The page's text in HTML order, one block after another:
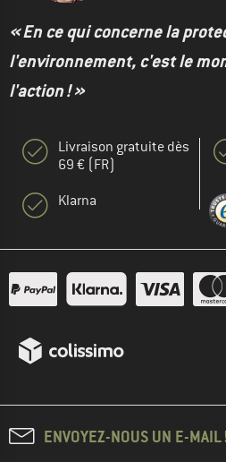
« En ce qui concerne la
l'environnement, c'est le
l'action ! »
Livraison gratuite dès
69 € (FR)
Klarna
ENVOYEZ-NOUS UN E-MAIL